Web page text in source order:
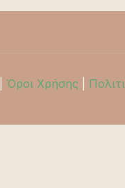
Όροι Χρήσης